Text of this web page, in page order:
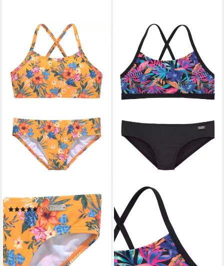
Bustier-Bikini Maui Kids
(9)
24,99 €
in 1-2 Werktagen bei dir